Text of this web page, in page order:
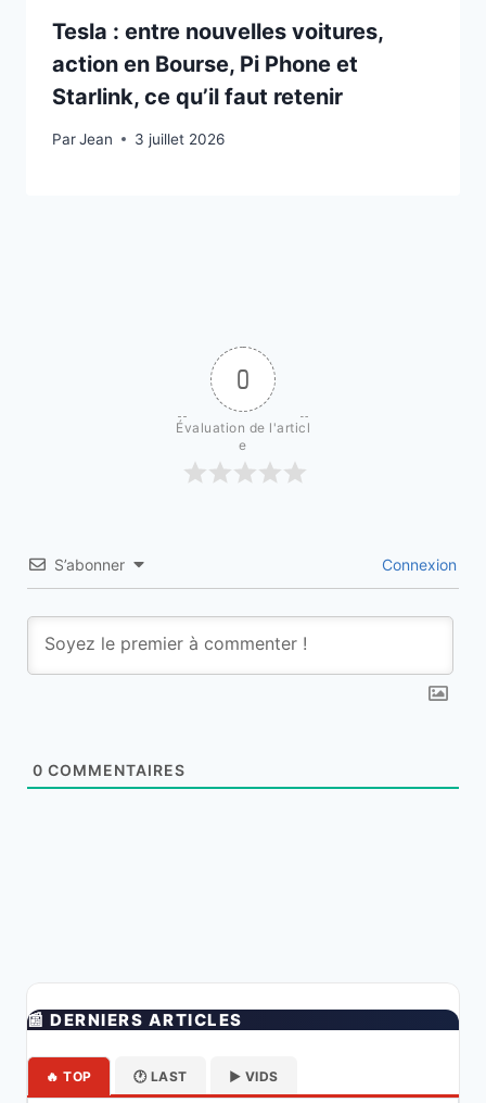
Tesla : entre nouvelles voitures,
action en Bourse, Pi Phone et
Starlink, ce qu’il faut retenir
ParJean
3 juillet 20263 juillet 2026
0
Évaluation de l'articl
e
S’abonner Connexion
0 COMMENTAIRES
📰 DERNIERS ARTICLES
🔥 TOP 🕐 LAST ▶️ VIDS